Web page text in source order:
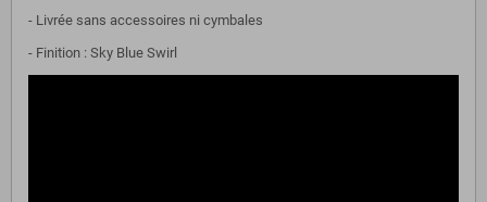
- Livrée sans accessoires ni cymbales
- Finition : Sky Blue Swirl